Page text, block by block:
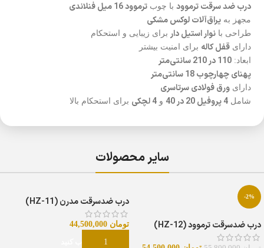
درب ضد سرقت ترموود با چوب ترموود 16 میل فنلاندی
مجهز به یراق‌آلات لوکس مشکی
طراحی با نوار استیل دار برای زیبایی و استحکام
دارای قفل کاله برای امنیت بیشتر
ابعاد: 110 در 210 سانتی‌متر
پهنای چهارچوب 18 سانتی‌متر
دارای ورق فولادی سرتاسری
شامل 4 پروفیل 20 در 40 و 4 لچکی برای استحکام بالا
سایر محصولات
-2%
درب ضدسرقت ترموود (HZ-12)
درب ضدسرقت مدرن (HZ-11)
تومان
گزینه را انتخاب کنید